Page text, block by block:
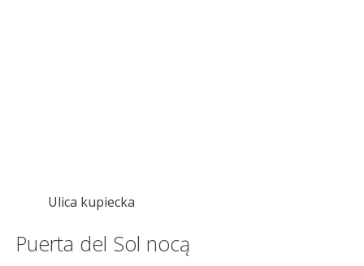
Ulica kupiecka
Puerta del Sol nocą